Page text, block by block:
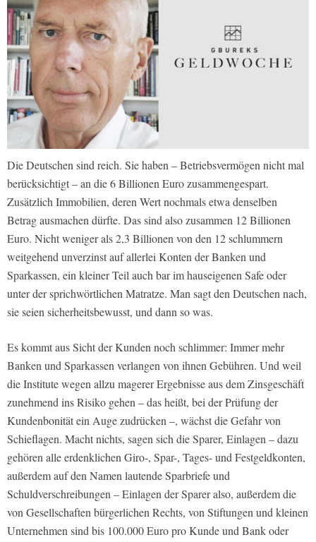
Die Deutschen sind reich. Sie haben – Betriebsvermögen nicht mal
berücksichtigt – an die 6 Billionen Euro zusammengespart.
Zusätzlich Immobilien, deren Wert nochmals etwa denselben
Betrag ausmachen dürfte. Das sind also zusammen 12 Billionen
Euro. Nicht weniger als 2,3 Billionen von den 12 schlummern
weitgehend unverzinst auf allerlei Konten der Banken und
Sparkassen, ein kleiner Teil auch bar im hauseigenen Safe oder
unter der sprichwörtlichen Matratze. Man sagt den Deutschen nach,
sie seien sicherheitsbewusst, und dann so was.
Es kommt aus Sicht der Kunden noch schlimmer: Immer mehr
Banken und Sparkassen verlangen von ihnen Gebühren. Und weil
die Institute wegen allzu magerer Ergebnisse aus dem Zinsgeschäft
zunehmend ins Risiko gehen – das heißt, bei der Prüfung der
Kundenbonität ein Auge zudrücken –, wächst die Gefahr von
Schieflagen. Macht nichts, sagen sich die Sparer, Einlagen – dazu
gehören alle erdenklichen Giro-, Spar-, Tages- und Festgeldkonten,
außerdem auf den Namen lautende Sparbriefe und
Schuldverschreibungen – Einlagen der Sparer also, außerdem die
von Gesellschaften bürgerlichen Rechts, von Stiftungen und kleinen
Unternehmen sind bis 100.000 Euro pro Kunde und Bank oder